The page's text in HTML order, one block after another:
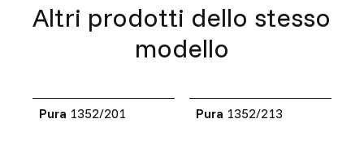
Altri prodotti dello stesso
modello
Pura 1352/201 Pura 1352/213